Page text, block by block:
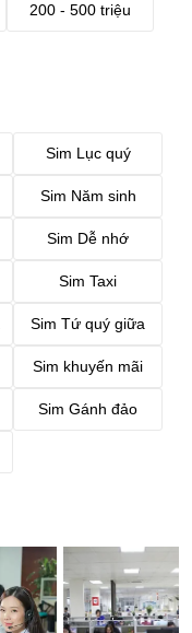
200 - 500 triệu
Sim Lục quý
Sim Năm sinh
Sim Dễ nhớ
Sim Taxi
Sim Tứ quý giữa
Sim khuyến mãi
Sim Gánh đảo